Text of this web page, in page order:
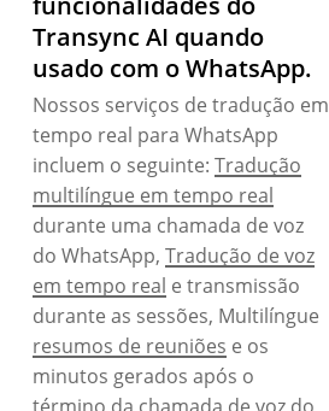
Transync AI quando
usado com o WhatsApp.
Nossos serviços de tradução em
tempo real para WhatsApp
incluem o seguinte:Tradução
multilíngue em tempo real
durante uma chamada de voz
do WhatsApp,Tradução de voz
em tempo real e transmissão
durante as sessões, Multilíngue
resumos de reuniões e os
minutos gerados após o